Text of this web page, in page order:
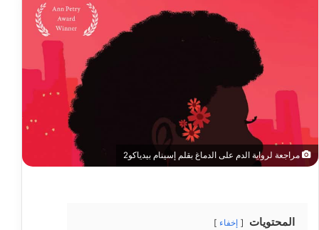
مراجعة لرواية الدم على الدماغ بقلم إسينام بيدياكو2
المحتويات إخفاء